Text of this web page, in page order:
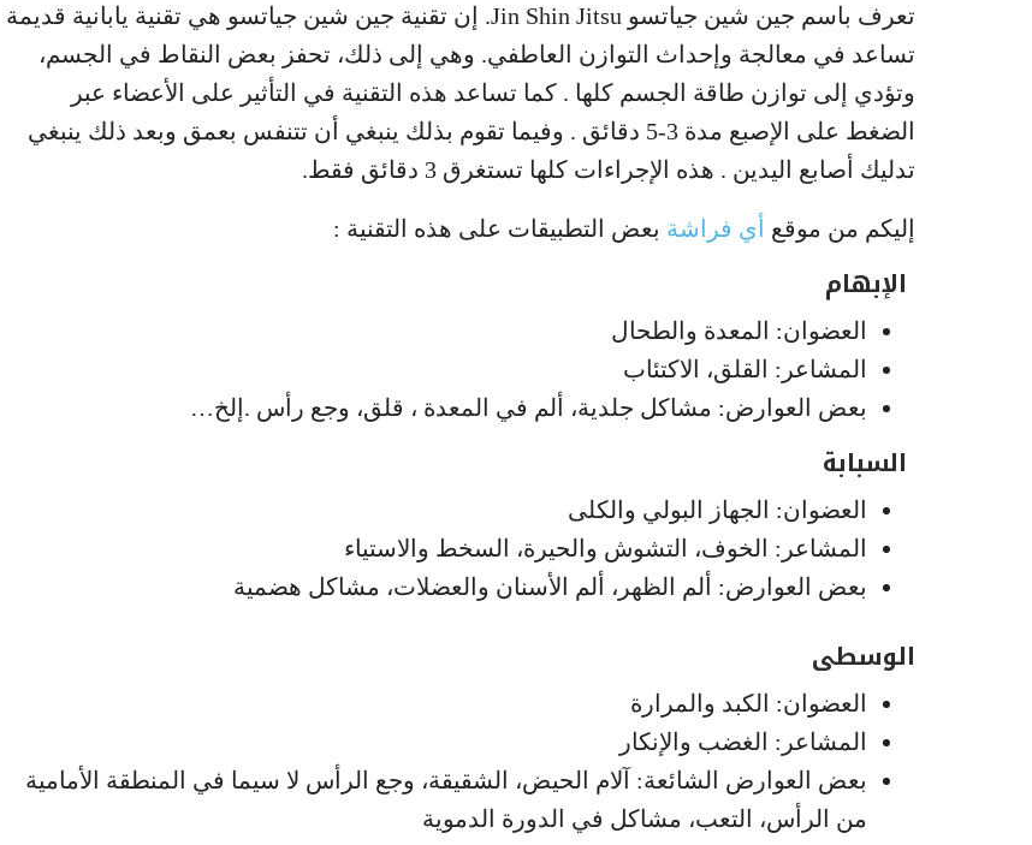
تعرف باسم جين شين جياتسو Jin Shin Jitsu. إن تقنية جين شين جياتسو هي تقنية يابانية قديمة
تساعد في معالجة وإحداث التوازن العاطفي. وهي إلى ذلك، تحفز بعض النقاط في الجسم،
وتؤدي إلى توازن طاقة الجسم كلها . كما تساعد هذه التقنية في التأثير على الأعضاء عبر
الضغط على الإصبع مدة 3-5 دقائق . وفيما تقوم بذلك ينبغي أن تتنفس بعمق وبعد ذلك ينبغي
تدليك أصابع اليدين . هذه الإجراءات كلها تستغرق 3 دقائق فقط.
إليكم من موقع أي فراشة بعض التطبيقات على هذه التقنية :
الإبهام
العضوان: المعدة والطحال
المشاعر: القلق، الاكتئاب
بعض العوارض: مشاكل جلدية، ألم في المعدة ، قلق، وجع رأس .إلخ…
السبابة
العضوان: الجهاز البولي والكلى
المشاعر: الخوف، التشوش والحيرة، السخط والاستياء
بعض العوارض: ألم الظهر، ألم الأسنان والعضلات، مشاكل هضمية
الوسطى
العضوان: الكبد والمرارة
المشاعر: الغضب والإنكار
بعض العوارض الشائعة: آلام الحيض، الشقيقة، وجع الرأس لا سيما في المنطقة الأمامية
من الرأس، التعب، مشاكل في الدورة الدموية